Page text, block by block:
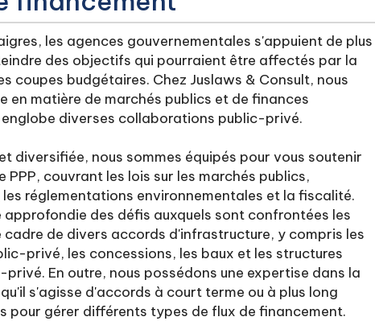
les agences gouvernementales s'appuient de plus
des objectifs qui pourraient être affectés par la
coupes budgétaires. Chez Juslaws & Consult, nous
en matière de marchés publics et de finances
diverses collaborations public-privé.
diversifiée, nous sommes équipés pour vous soutenir
couvrant les lois sur les marchés publics,
réglementations environnementales et la fiscalité.
des défis auxquels sont confrontées les
de divers accords d'infrastructure, y compris les
privé, les concessions, les baux et les structures
En outre, nous possédons une expertise dans la
s'agisse d'accords à court terme ou à plus long
pour gérer différents types de flux de financement.